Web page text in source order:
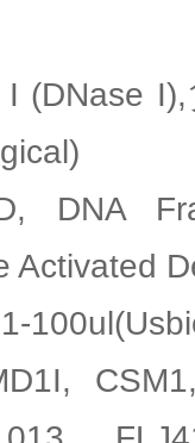
I (DNase
DNA
Activated